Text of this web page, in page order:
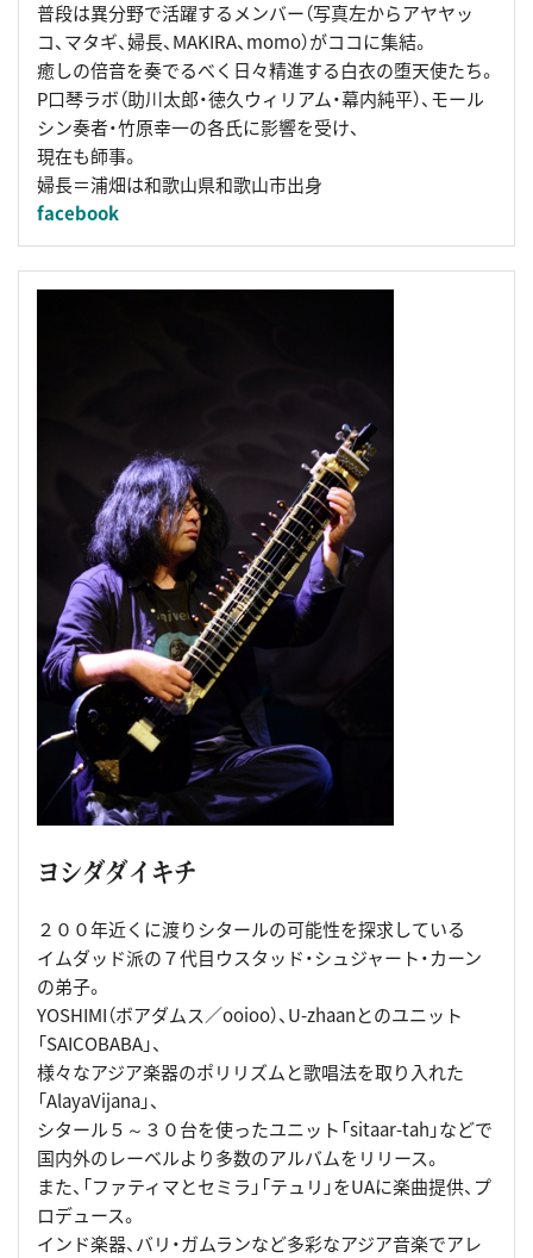
普段は異分野で活躍するメンバー（写真左からアヤヤッ
コ、マタギ、婦長、MAKIRA、momo）がココに集結。
癒しの倍音を奏でるべく日々精進する白衣の堕天使たち。
P口琴ラボ（助川太郎・徳久ウィリアム・幕内純平）、モール
シン奏者・竹原幸一の各氏に影響を受け、
現在も師事。
婦長＝浦畑は和歌山県和歌山市出身
facebook
ヨシダダイキチ
２００年近くに渡りシタールの可能性を探求している
イムダッド派の７代目ウスタッド・シュジャート・カーン
の弟子。
YOSHIMI（ボアダムス／ooioo）、U-zhaanとのユニット
「SAICOBABA」、
様々なアジア楽器のポリリズムと歌唱法を取り入れた
「AlayaVijana」、
シタール５～３０台を使ったユニット「sitaar-tah」などで
国内外のレーベルより多数のアルバムをリリース。
また、「ファティマとセミラ」「テュリ」をUAに楽曲提供、プ
ロデュース。
インド楽器、バリ・ガムランなど多彩なアジア音楽でアレ